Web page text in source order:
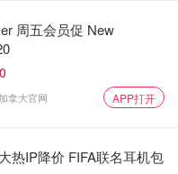
Fisherman's Friend含片
周五会员促 New
拿大官网 APP打开
热IP降价 FIFA联名耳机包